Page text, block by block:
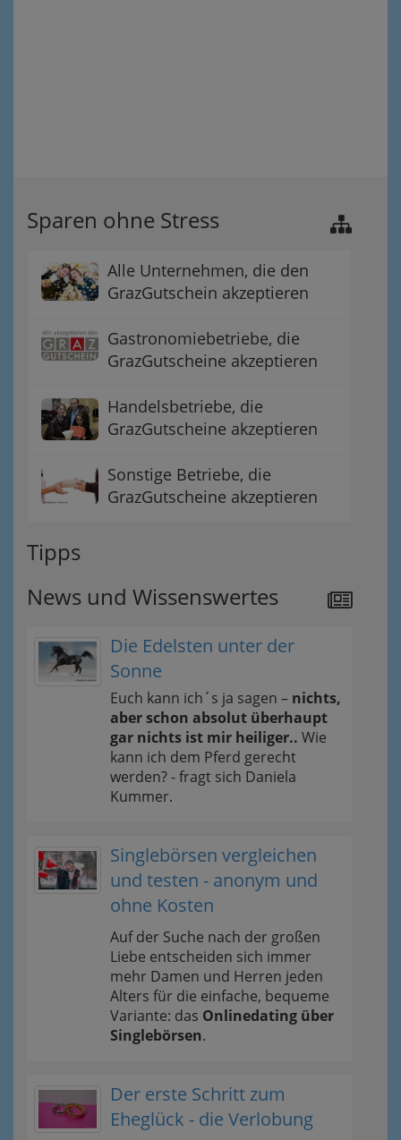
Sparen ohne Stress
Alle Unternehmen, die den
GrazGutschein akzeptieren
Gastronomiebetriebe, die
GrazGutscheine akzeptieren
Handelsbetriebe, die
GrazGutscheine akzeptieren
Sonstige Betriebe, die
GrazGutscheine akzeptieren
Tipps
News und Wissenswertes
Die Edelsten unter der
Sonne
Euch kann ich´s ja sagen – nichts,
aber schon absolut überhaupt
gar nichts ist mir heiliger.. Wie
kann ich dem Pferd gerecht
werden? - fragt sich Daniela
Kummer.
Singlebörsen vergleichen
und testen - anonym und
ohne Kosten
Auf der Suche nach der großen
Liebe entscheiden sich immer
mehr Damen und Herren jeden
Alters für die einfache, bequeme
Variante: das Onlinedating über
Singlebörsen.
Der erste Schritt zum
Eheglück - die Verlobung